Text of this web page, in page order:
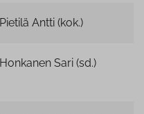
Pietilä Antti (kok.)
Honkanen Sari (sd.)